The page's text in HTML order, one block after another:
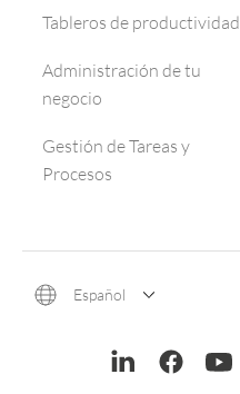
Tableros de productividad
Administración de tu
negocio
Gestión de Tareas y
Procesos
Español